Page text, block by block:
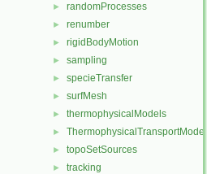
► randomProcesses
► renumber
► rigidBodyMotion
► sampling
► specieTransfer
► surfMesh
► thermophysicalModels
► ThermophysicalTransportModels
► topoSetSources
► tracking